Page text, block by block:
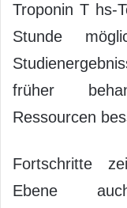
Troponin T hs-
Stunde
früher
Ressourcen
Fortschritte
Ebene